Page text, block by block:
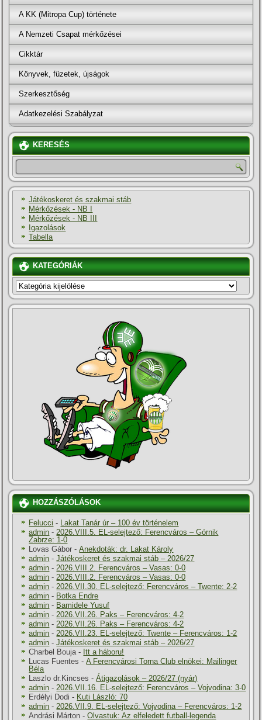
A KK (Mitropa Cup) története
A Nemzeti Csapat mérkőzései
Cikktár
Könyvek, füzetek, újságok
Szerkesztőség
Adatkezelési Szabályzat
KERESÉS
Játékoskeret és szakmai stáb
Mérkőzések - NB I
Mérkőzések - NB III
Igazolások
Tabella
KATEGÓRIÁK
KATEGÓRIÁK
HOZZÁSZÓLÁSOK
Felucci - Lakat Tanár úr – 100 év történelem
admin -2026.VIII.5. EL-selejtező: Ferencváros – Górnik
Zabrze: 1-0
Lovas Gábor -Anekdoták: dr. Lakat Károly
admin -Játékoskeret és szakmai stáb – 2026/27
admin -2026.VIII.2. Ferencváros – Vasas: 0-0
admin -2026.VIII.2. Ferencváros – Vasas: 0-0
admin -2026.VII.30. EL-selejtező: Ferencváros – Twente: 2-2
admin - Botka Endre
admin - Bamidele Yusuf
admin -2026.VII.26. Paks – Ferencváros: 4-2
admin -2026.VII.26. Paks – Ferencváros: 4-2
admin -2026.VII.23. EL-selejtező: Twente – Ferencváros: 1-2
admin -Játékoskeret és szakmai stáb – 2026/27
Charbel Bouja- Itt a háboru!
Lucas Fuentes -A Ferencvárosi Torna Club elnökei: Mailinger
Béla
Laszlo dr.Kincses -Átigazolások – 2026/27 (nyár)
admin -2026.VII.16. EL-selejtező: Ferencváros – Vojvodina: 3-0
Erdélyi Dodi - Kuti László: 70
admin -2026.VII.9. EL-selejtező: Vojvodina – Ferencváros: 1-2
Andrási Márton -Olvastuk: Az elfeledett futball-legenda